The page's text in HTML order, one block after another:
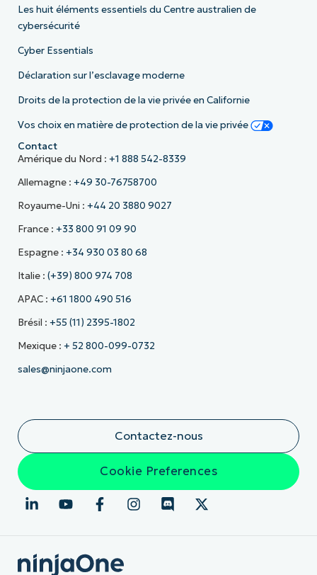
Les huit éléments essentiels du Centre australien de
cybersécurité
Cyber Essentials
Déclaration sur l’esclavage moderne
Droits de la protection de la vie privée en Californie
Vos choix en matière de protection de la vie privée
Contact
Amérique du Nord : +1 888 542-8339
Allemagne : +49 30-76758700
Royaume-Uni : +44 20 3880 9027
France : +33 800 91 09 90
Espagne : +34 930 03 80 68
Italie : (+39) 800 974 708
APAC : +61 1800 490 516
Brésil : +55 (11) 2395-1802
Mexique : + 52 800-099-0732
sales@ninjaone.com
Contactez-nous
Cookie Preferences